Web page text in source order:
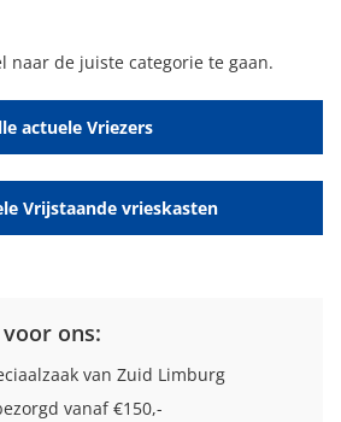
naar de juiste categorie te gaan.
actuele Vriezers
Vrijstaande vrieskasten
ons:
van Zuid Limburg
vanaf €150,-